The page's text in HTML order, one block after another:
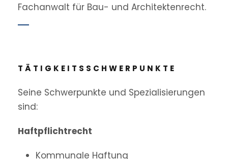
Fachanwalt für Bau- und Architektenrecht.
TÄTIGKEITSSCHWERPUNKTE
Seine Schwerpunkte und Spezialisierungen
sind:
Haftpflichtrecht
Kommunale Haftung